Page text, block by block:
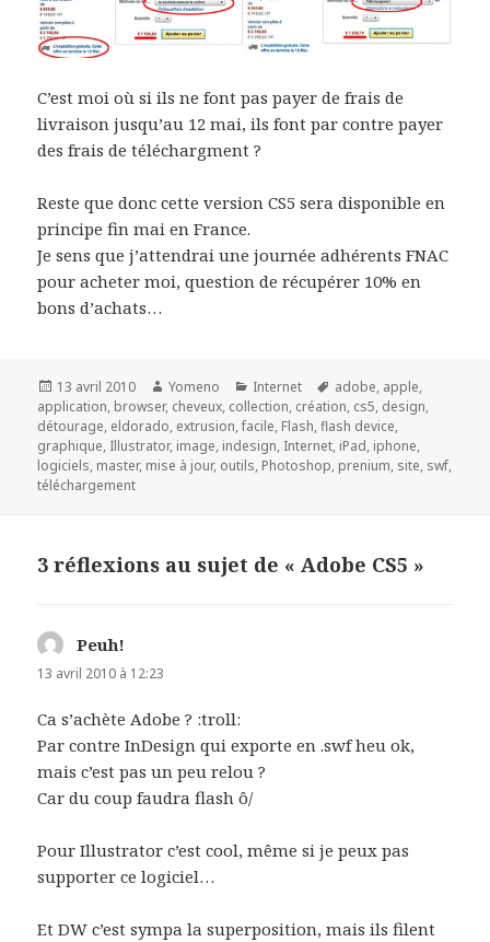
C’est moi où si ils ne font pas payer de frais de
livraison jusqu’au 12 mai, ils font par contre payer
des frais de téléchargment ?
Reste que donc cette version CS5 sera disponible en
principe fin mai en France.
Je sens que j’attendrai une journée adhérents FNAC
pour acheter moi, question de récupérer 10% en
bons d’achats…
Publié
le
13 avril 2010 Auteur
Yomeno Catégories
Internet
Mots-
clés
adobe, apple,
application, browser, cheveux, collection, création, cs5, design,
détourage, eldorado, extrusion,facile, Flash,flash device,
graphique, Illustrator, image, indesign, Internet, iPad, iphone,
logiciels, master, mise à jour, outils, Photoshop, prenium, site, swf,
téléchargement
3 réflexions au sujet de « Adobe CS5 »
Peuh!
13 avril 2010 à 12:23
Ca s’achète Adobe ? :troll:
Par contre InDesign qui exporte en .swf heu ok,
mais c’est pas un peu relou ?
Car du coup faudra flash ô/
Pour Illustrator c’est cool, même si je peux pas
supporter ce logiciel…
Et DW c’est sympa la superposition, mais ils filent